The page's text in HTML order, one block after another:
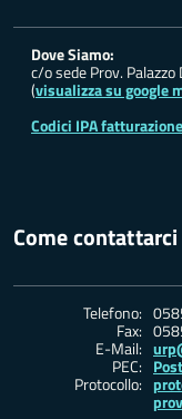
Dove Siamo:
c/o sede Prov. Palazzo
(visualizza su google
Codici IPA
Come contattarci
Telefono:
Fax:
E-Mail:
PEC:
Protocollo: